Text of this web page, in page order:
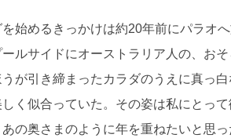
始めるきっかけは約20年前にパラオ
ルサイドにオーストラリア人の、お
が引き締まったカラダのうえに真っ
く似合っていた。その姿は私にとっ
の奥さまのように年を重ねたいと思